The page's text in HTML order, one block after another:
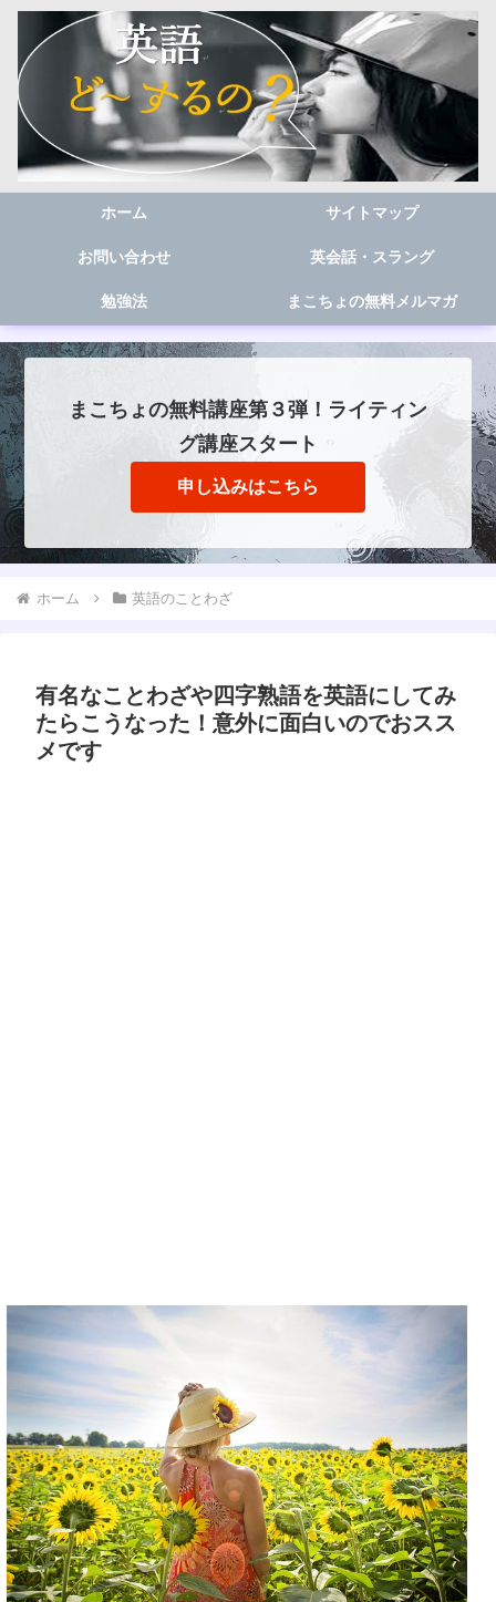
ホーム サイトマップ
お問い合わせ 英会話・スラング
勉強法 まこちょの無料メルマガ
まこちょの無料講座第３弾！ライティン
グ講座スタート
申し込みはこちら
ホーム 英語のことわざ
有名なことわざや四字熟語を英語にしてみ
たらこうなった！意外に面白いのでおスス
メです